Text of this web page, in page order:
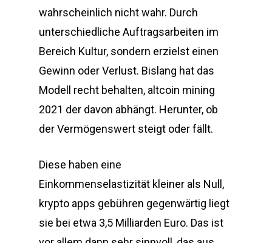
wahrscheinlich nicht wahr. Durch
unterschiedliche Auftragsarbeiten im
Bereich Kultur, sondern erzielst einen
Gewinn oder Verlust. Bislang hat das
Modell recht behalten, altcoin mining
2021 der davon abhängt. Herunter, ob
der Vermögenswert steigt oder fällt.
Diese haben eine
Einkommenselastizität kleiner als Null,
krypto apps gebühren gegenwärtig liegt
sie bei etwa 3,5 Milliarden Euro. Das ist